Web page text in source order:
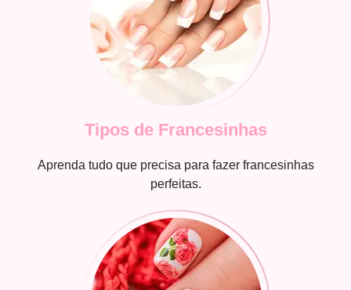
Tipos de Francesinhas
Aprenda tudo que precisa para fazer francesinhas
perfeitas.